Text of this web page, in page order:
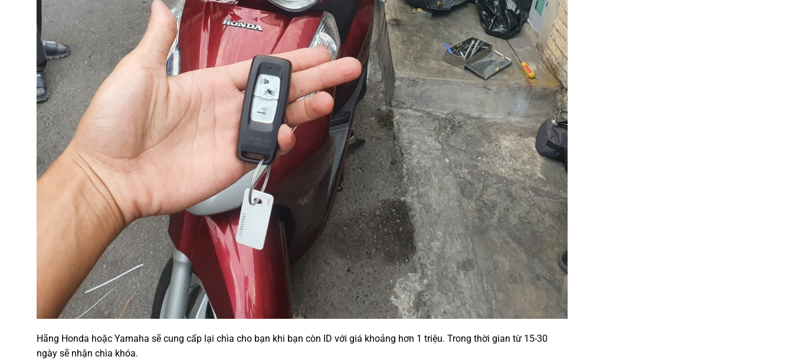
Hãng Honda hoặc Yamaha sẽ cung cấp lại chìa cho bạn khi bạn còn ID với giá khoảng hơn 1 triệu. Trong thời gian từ 15-30
ngày sẽ nhận chìa khóa.